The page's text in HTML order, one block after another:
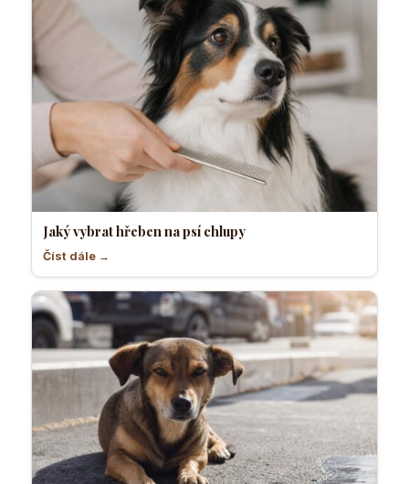
Jaký vybrat hřeben na psí chlupy
Číst dále →